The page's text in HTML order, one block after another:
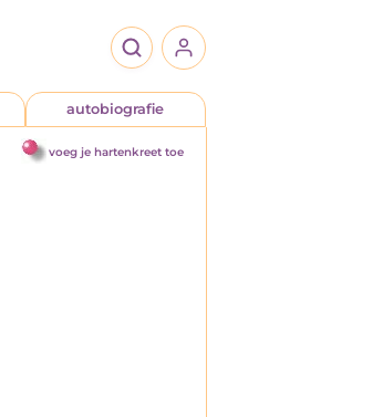
autobiografie
voeg je hartenkreet toe